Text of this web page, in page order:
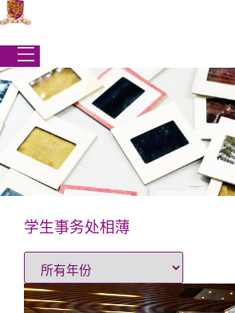
跳
到
内
容
学生事务处
学生事务处相薄
学生事务处相薄